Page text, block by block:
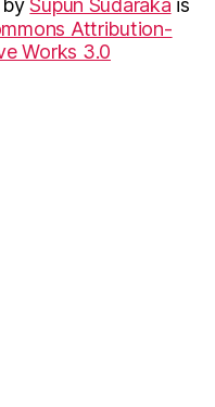
bySupun Sudaraka is
Attribution-
Works 3.0